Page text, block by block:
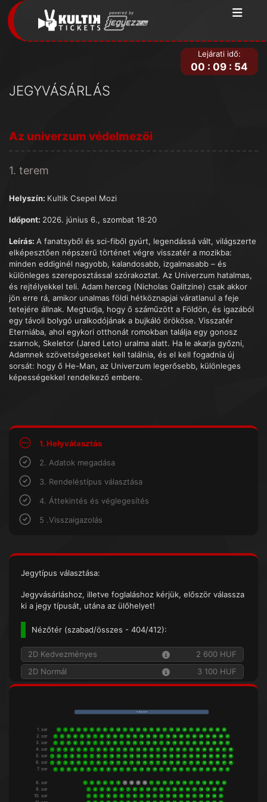
JEGYVÁSÁRLÁS
Lejárati idő:
00 : 09 : 54
Az univerzum védelmezői
1. terem
Helyszín: Kultik Csepel Mozi
Időpont: 2026. június 6., szombat 18:20
Leírás: A fanatsyből és sci-fiből gyúrt, legendássá vált, világszerte
elképesztően népszerű történet végre visszatér a mozikba:
minden eddiginél nagyobb, kalandosabb, izgalmasabb – és
különleges szereposztással szórakoztat. Az Univerzum hatalmas,
és rejtélyekkel teli. Adam herceg (Nicholas Galitzine) csak akkor
jön erre rá, amikor unalmas földi hétköznapjai váratlanul a feje
tetejére állnak. Megtudja, hogy ő száműzött a Földön, és igazából
egy távoli bolygó uralkodójának a bujkáló örököse. Visszatér
Eterniába, ahol egykori otthonát romokban találja egy gonosz
zsarnok, Skeletor (Jared Leto) uralma alatt. Ha le akarja győzni,
Adamnek szövetségeseket kell találnia, és el kell fogadnia új
sorsát: hogy ő He-Man, az Univerzum legerősebb, különleges
képességekkel rendelkező embere.
1. Helyválasztás
2. Adatok megadása
3. Rendeléstípus választása
4. Áttekintés és véglegesítés
5 .Visszaigazolás
Jegytípus választása:
Jegyvásárláshoz, illetve foglaláshoz kérjük, először válassza
ki a jegy típusát, utána az ülőhelyet!
Nézőtér (szabad/összes - 404/412):
2D Kedvezményes
2 600 HUF
2D Normál
3 100 HUF
V á s z o n
1. sor 1 2 3 4 5 6 7 8 9 10 11 12 13 14 15 16 17 18 19 20 21 22 23 24 25 26
2. sor 1 2 3 4 5 6 7 8 9 10 11 12 13 14 15 16 17 18 19 20 21 22 23 24 25 26 27
3. sor 1 2 3 4 5 6 7 8 9 10 11 12 13 14 15 16 17 18 19 20 21 22 23 24 25 26 27
4. sor 1 2 3 4 5 6 7 8 9 10 11 12 13 14 15 16 17 18 19 20 21 22 23 24 25 26 27 28
5. sor 1 2 3 4 5 6 7 8 9 10 11 12 13 14 15 16 17 18 19 20 21 22 23 24 25 26 27 28
6. sor 1 2 3 4 5 6 7 8 9 10 11 12 13 14 15 16 17 18 19 20 21 22 23 24 25 26 27 28
7. sor 1 2 3 4 5 6 7 8 9 10 11 12 13 14 15 16 17 18 19 20 21 22 23 24 25 26 27
8. sor 1 2 3 4 5 6 7 8 9 10 11 12 13 14 15 16 17 18 19 20 21 22
9. sor 1 2 3 4 5 6 7 8 9 10 11 12 13 14 15 16 17 18 19 20 21
10. sor 1 2 3 4 5 6 7 8 9 10 11 12 13 14 15 16 17 18 19 20 21